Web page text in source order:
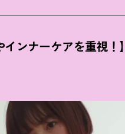
インナーケアを重視！ 】